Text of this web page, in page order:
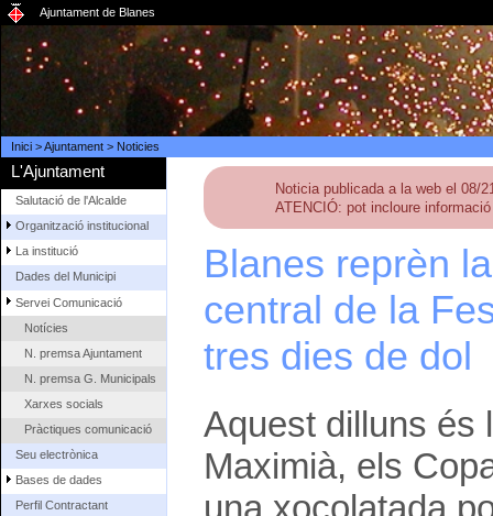
Ajuntament de Blanes
Inici>Ajuntament> Noticies
L'Ajuntament
Salutació de l'Alcalde
Organització institucional
La institució
Dades del Municipi
Servei Comunicació
Notícies
N. premsa Ajuntament
N. premsa G. Municipals
Xarxes socials
Pràctiques comunicació
Seu electrònica
Bases de dades
Perfil Contractant
Noticia publicada a la web el 08/
ATENCIÓ: pot incloure
Blanes reprèn
central de la
tres dies de dol
Aquest dilluns és
Maximià, els
una xocolatada